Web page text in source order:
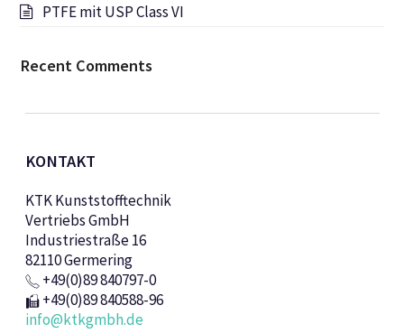
PTFE mit USP Class VI
Recent Comments
KONTAKT
KTK Kunststofftechnik
Vertriebs GmbH
Industriestraße 16
82110 Germering
+49(0)89 840797-0
+49(0)89 840588-96
info@ktkgmbh.de